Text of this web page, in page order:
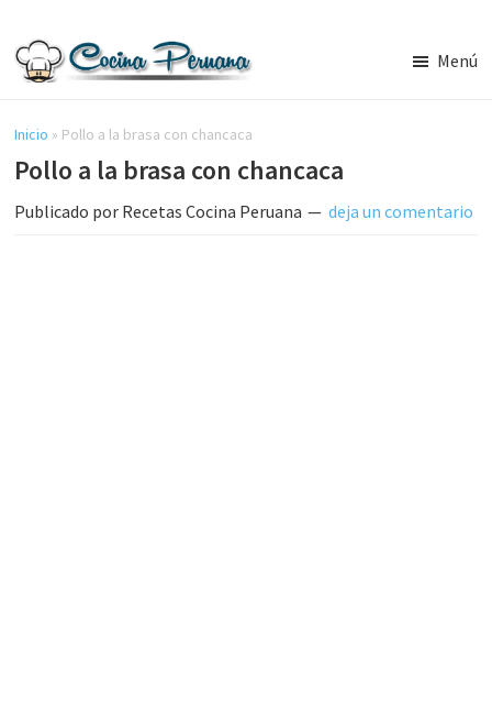
contenido
lateral
principal
Cocina
Peruana,
Recetas
de
Comida
Menú
Inicio » Pollo a la brasa con chancaca
Pollo a la brasa con chancaca
Publicado por Recetas Cocina Peruana deja un comentario